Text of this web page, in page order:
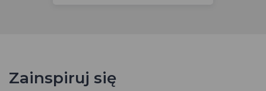
Zainspiruj się